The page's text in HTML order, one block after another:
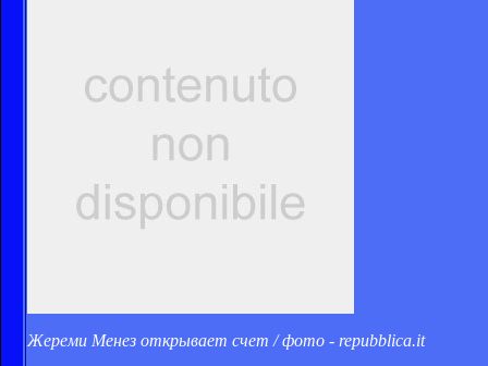
Жереми Менез открывает счет / фото - repubblica.it